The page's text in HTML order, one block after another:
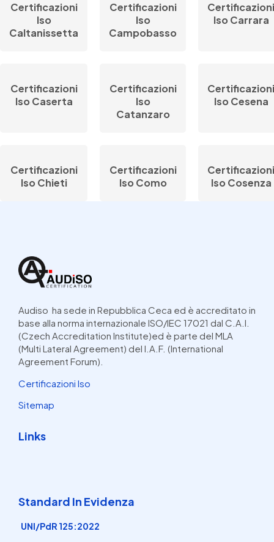
Certificazioni
Iso
Caltanissetta
Certificazioni
Iso
Campobasso
Certificazioni
Iso Carrara
Certificazioni
Iso Caserta
Certificazioni
Iso
Catanzaro
Certificazioni
Iso Cesena
Certificazioni
Iso Chieti
Certificazioni
Iso Como
Certificazioni
Iso Cosenza
Audiso ha sede in Repubblica Ceca ed è accreditato in
base alla norma internazionale ISO/IEC 17021 dal C.A.I.
(Czech Accreditation Institute)ed è parte del MLA
(Multi Lateral Agreement) del I.A.F. (International
Agreement Forum).
Certificazioni Iso
Sitemap
Links
Standard In Evidenza
UNI/PdR 125:2022